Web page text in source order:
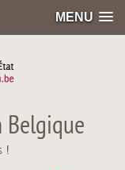
MENU
Belgique
!